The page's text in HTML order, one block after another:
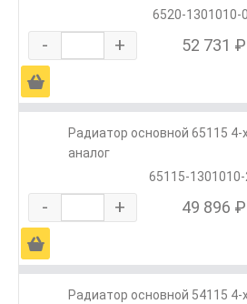
6520-1301010-
- + 52 731 ₽
Ä
Радиатор основной 65115
аналог
65115-
- + 49 896 ₽
Ä
Радиатор основной 54115